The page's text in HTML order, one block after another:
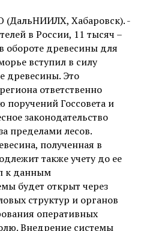
(ДальНИИЛХ, Хабаровск). -
в России, 11 тысяч –
обороте древесины для
вступил в силу
древесины. Это
ответственно
поручений Госсовета и
законодательство
пределами лесов.
полученная в
также учету до ее
к данным
будет открыт через
структур и органов
оперативных
Внедрение системы